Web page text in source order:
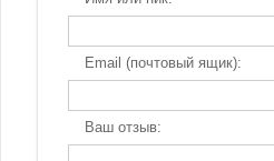
Email (почтовый ящик):
Ваш отзыв: